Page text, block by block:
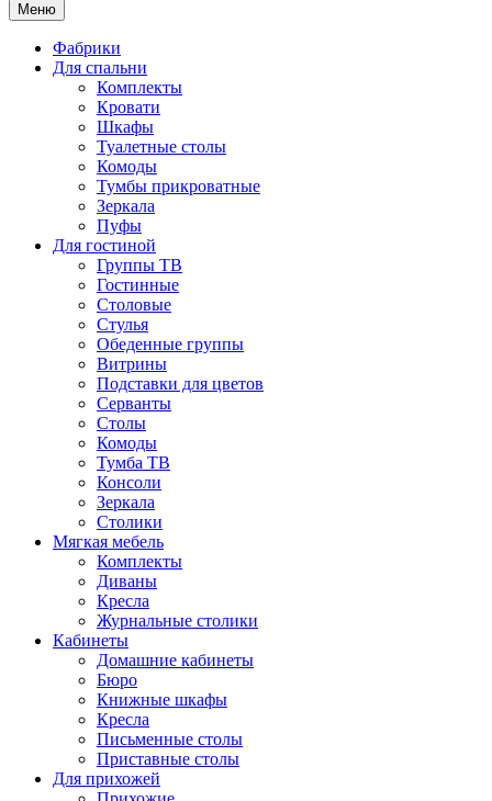
Меню
Фабрики
Для спальни
Комплекты
Кровати
Шкафы
Туалетные столы
Комоды
Тумбы прикроватные
Зеркала
Пуфы
Для гостиной
Группы ТВ
Гостинные
Столовые
Стулья
Обеденные группы
Витрины
Подставки для цветов
Серванты
Столы
Комоды
Тумба ТВ
Консоли
Зеркала
Столики
Мягкая мебель
Комплекты
Диваны
Кресла
Журнальные столики
Кабинеты
Домашние кабинеты
Бюро
Книжные шкафы
Кресла
Письменные столы
Приставные столы
Для прихожей